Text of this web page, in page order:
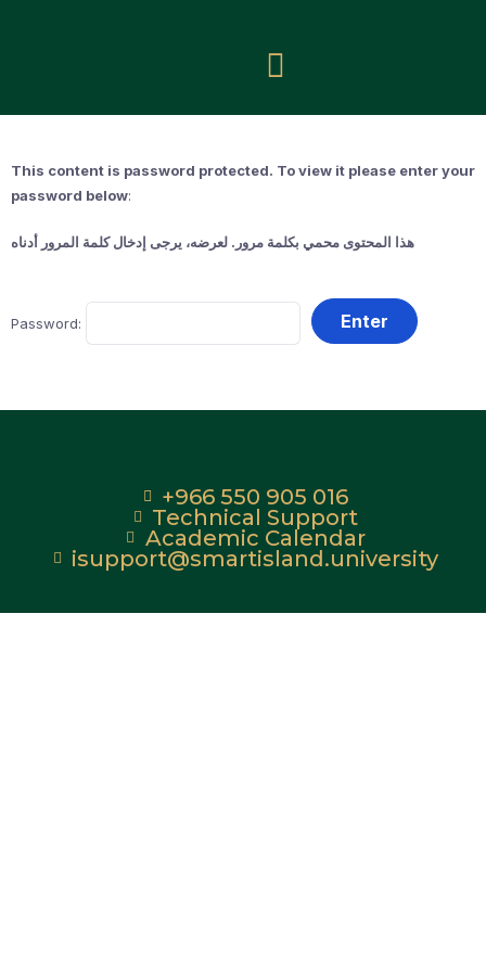
This content is password protected. To view it please enter your
password below:
هذا المحتوى محمي بكلمة مرور. لعرضه، يرجى إدخال كلمة المرور أدناه
Password:
+966 550 905 016
Technical Support
Academic Calendar
isupport@smartisland.university